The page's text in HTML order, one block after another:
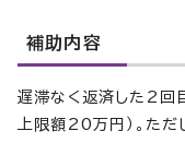
補助内容
遅滞なく返済した2回
上限額20万円）。た